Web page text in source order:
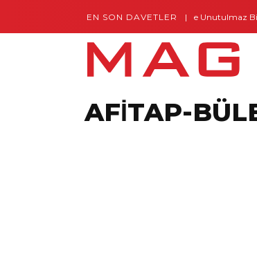
EN SON DAVETLER
Gaziantep’te Unutulmaz Bir
AFİTAP-